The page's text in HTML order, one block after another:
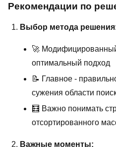
Рекомендации по
Выбор метода
🚀
оптимальный подход
📝 Главное -
сужения области
🧮 Важно понимать
отсортированного
Важные моменты: